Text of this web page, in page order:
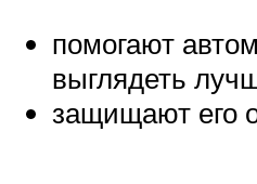
помогают
выглядеть
защищают его